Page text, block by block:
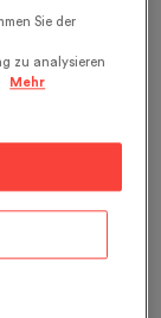
Sie der
zu analysieren
Mehr